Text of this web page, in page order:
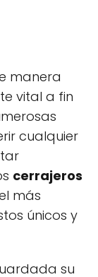
manera
vital a fin
cualquier
cerrajeros
más
únicos y
su